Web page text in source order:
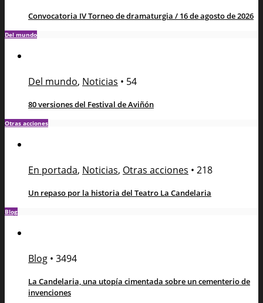
Convocatoria IV Torneo de dramaturgia / 16 de agosto de 2026
Del mundo
Del mundo, Noticias • 54
80 versiones del Festival de Aviñón
Otras acciones
En portada, Noticias, Otras acciones • 218
Un repaso por la historia del Teatro La Candelaria
Blog
Blog • 3494
La Candelaria, una utopía cimentada sobre un cementerio de
invenciones